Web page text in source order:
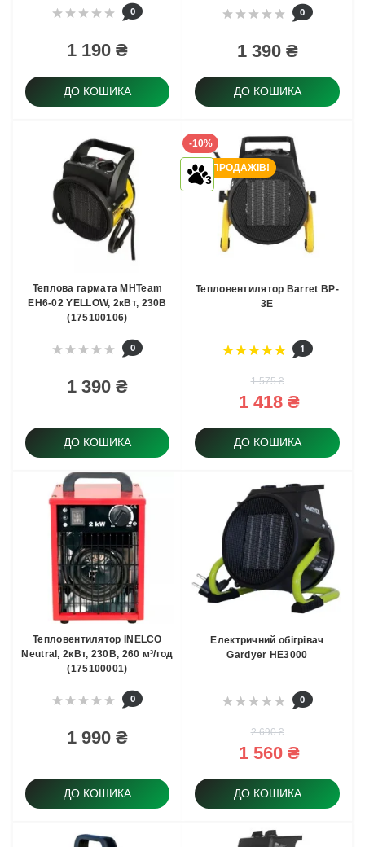
0
1 190 ₴
ДО КОШИКА
0
1 390 ₴
ДО КОШИКА
Теплова гармата MHTeam
EH6-02 YELLOW, 2кВт, 230В
(175100106)
0
1 390 ₴
ДО КОШИКА
-10%
ТОП ПРОДАЖІВ!
3
Тепловентилятор Barret BP-
3E
1
1 575 ₴
1 418 ₴
ДО КОШИКА
Тепловентилятор INELCO
Neutral, 2кВт, 230В, 260 м³/год
(175100001)
0
1 990 ₴
ДО КОШИКА
Електричний обігрівач
Gardyer HE3000
0
2 690 ₴
1 560 ₴
ДО КОШИКА